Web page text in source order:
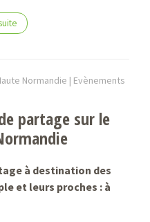
Normandie | Evènements
partage sur le
à destination des
et leurs proches : à